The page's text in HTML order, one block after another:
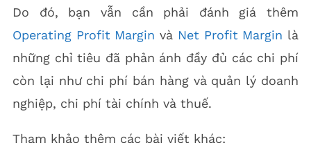
Do đó, bạn vẫn cần phải đánh giá thêm
Operating Profit Margin và Net Profit Margin là
những chỉ tiêu đã phản ánh đầy đủ các chi phí
còn lại như chi phí bán hàng và quản lý doanh
nghiệp, chi phí tài chính và thuế.
Tham khảo thêm các bài viết khác: